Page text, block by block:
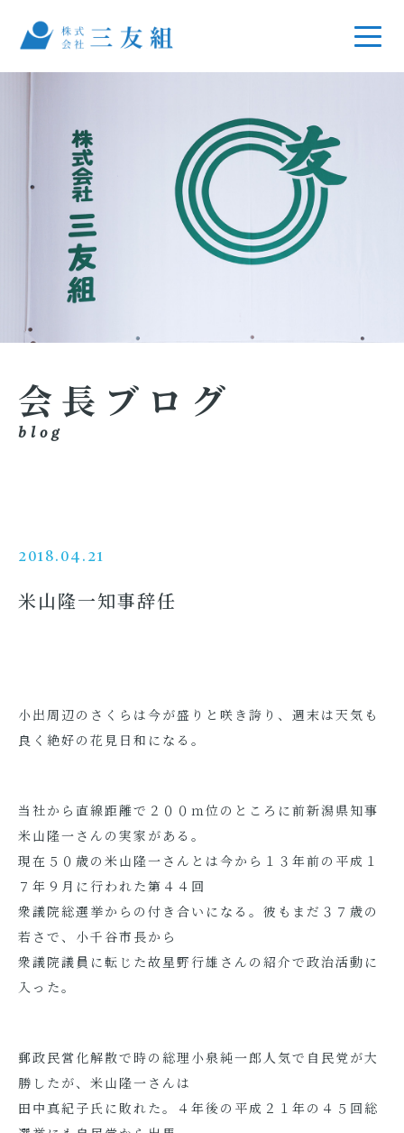
会長ブログ
blog
2018.04.21
米山隆一知事辞任
小出周辺のさくらは今が盛りと咲き誇り、週末は天気も
良く絶好の花見日和になる。
当社から直線距離で２００ｍ位のところに前新潟県知事
米山隆一さんの実家がある。
現在５０歳の米山隆一さんとは今から１３年前の平成１
７年９月に行われた第４４回
衆議院総選挙からの付き合いになる。彼もまだ３７歳の
若さで、小千谷市長から
衆議院議員に転じた故星野行雄さんの紹介で政治活動に
入った。
郵政民営化解散で時の総理小泉純一郎人気で自民党が大
勝したが、米山隆一さんは
田中真紀子氏に敗れた。４年後の平成２１年の４５回総